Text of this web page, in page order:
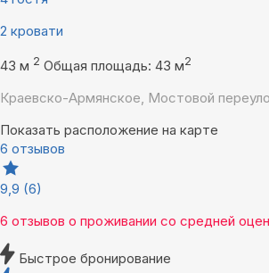
2 кровати
43 м 2 Общая площадь: 43 м2
Краевско-Армянское, Мостовой
Показать расположение на карте
6 отзывов
9,9 (6)
6 отзывов о проживании со средней
Быстрое бронирование